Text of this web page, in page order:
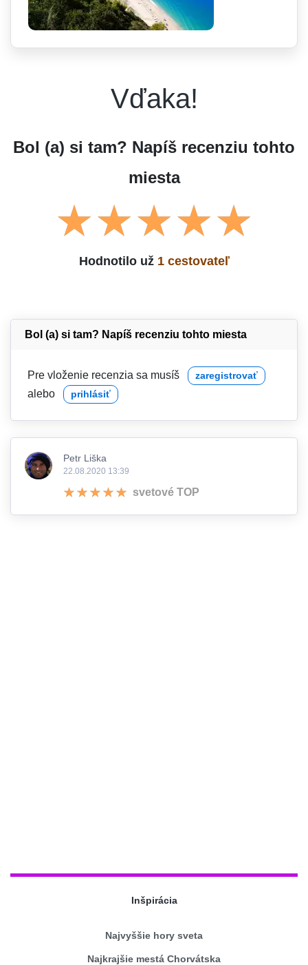
Vďaka!
Bol (a) si tam? Napíš recenziu tohto
miesta
Hodnotilo už 1 cestovateľ
Bol (a) si tam? Napíš recenziu tohto miesta
Pre vloženie recenzia sa musíš zaregistrovať
alebo prihlásiť
Petr Liška
22.08.2020 13:39
svetové TOP
Inšpirácia
Najvyššie hory sveta
Najkrajšie mestá Chorvátska